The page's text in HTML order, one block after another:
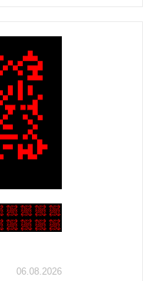
06.08.2026